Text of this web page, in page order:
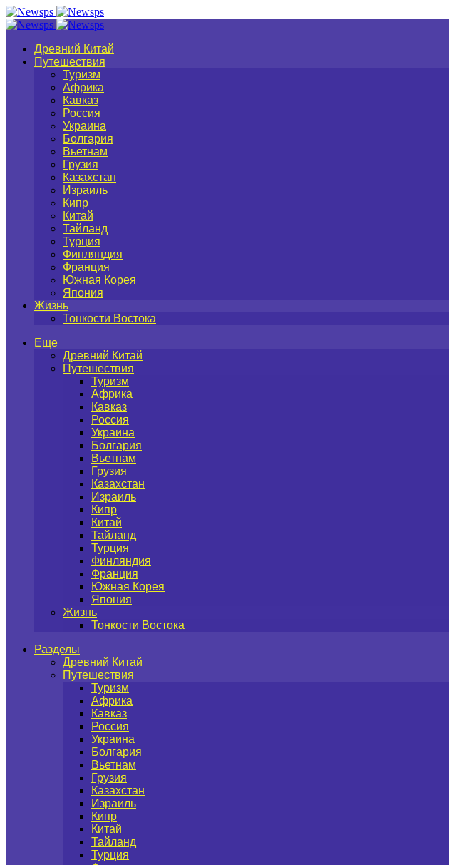
Древний Китай
Путешествия
Туризм
Африка
Кавказ
Россия
Украина
Болгария
Вьетнам
Грузия
Казахстан
Израиль
Кипр
Китай
Тайланд
Турция
Финляндия
Франция
Южная Корея
Япония
Жизнь
Тонкости Востока
Еще
Древний Китай
Путешествия
Туризм
Африка
Кавказ
Россия
Украина
Болгария
Вьетнам
Грузия
Казахстан
Израиль
Кипр
Китай
Тайланд
Турция
Финляндия
Франция
Южная Корея
Япония
Жизнь
Тонкости Востока
Разделы
Древний Китай
Путешествия
Туризм
Африка
Кавказ
Россия
Украина
Болгария
Вьетнам
Грузия
Казахстан
Израиль
Кипр
Китай
Тайланд
Турция